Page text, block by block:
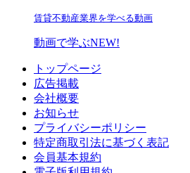
賃貸不動産業界を学べる動画
動画で学ぶNEW!
トップページ
広告掲載
会社概要
お知らせ
プライバシーポリシー
特定商取引法に基づく表記
会員基本規約